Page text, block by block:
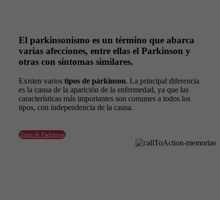
El parkinsonismo es un término que abarca
varias afecciones, entre ellas el Parkinson y
otras con síntomas similares.
Existen varios tipos de párkinson. La principal diferencia
es la causa de la aparición de la enfermedad, ya que las
características más importantes son comunes a todos los
tipos, con independencia de la causa.
Tipos de Parkinson